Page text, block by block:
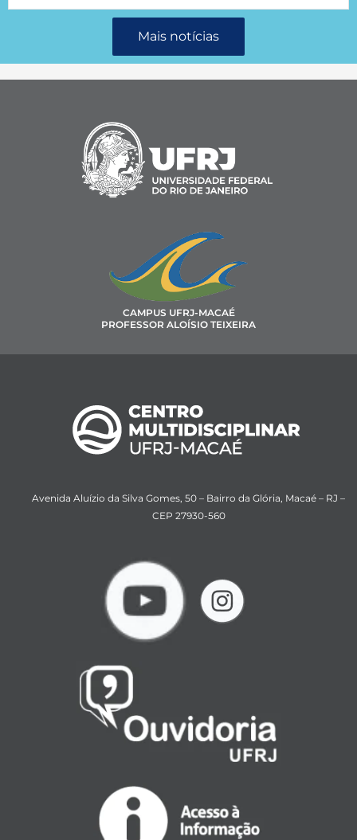
Mais notícias
CAMPUS UFRJ-MACAÉ
PROFESSOR ALOÍSIO TEIXEIRA
Avenida Aluízio da Silva Gomes, 50 – Bairro da Glória, Macaé – RJ –
CEP 27930-560